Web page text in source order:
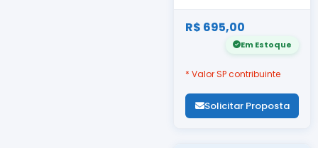
R$ 695,00
Em Estoque
* Valor SP contribuinte
Solicitar Proposta